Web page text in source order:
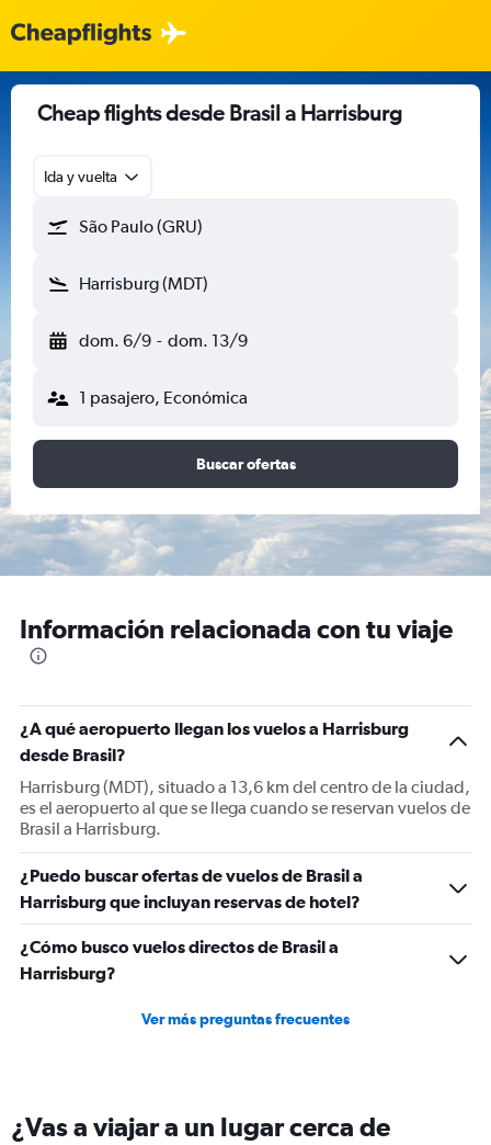
Cheap flights desde Brasil a Harrisburg
Ida y vuelta
São Paulo (GRU)
Harrisburg (MDT)
dom. 6/9 - dom. 13/9
1 pasajero, Económica
Buscar ofertas
Información relacionada con tu viaje
¿A qué aeropuerto llegan los vuelos a Harrisburg
desde Brasil?
Harrisburg (MDT), situado a 13,6 km del centro de la ciudad,
es el aeropuerto al que se llega cuando se reservan vuelos de
Brasil a Harrisburg.
¿Puedo buscar ofertas de vuelos de Brasil a
Harrisburg que incluyan reservas de hotel?
¿Cómo busco vuelos directos de Brasil a
Harrisburg?
Ver más preguntas frecuentes
¿Vas a viajar a un lugar cerca de